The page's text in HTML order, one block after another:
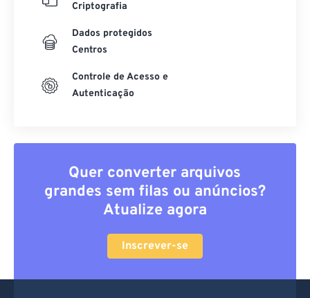
Criptografia
Dados protegidos
Centros
Controle de Acesso e
Autenticação
Quer converter arquivos
grandes sem filas ou anúncios?
Atualize agora
Inscrever-se